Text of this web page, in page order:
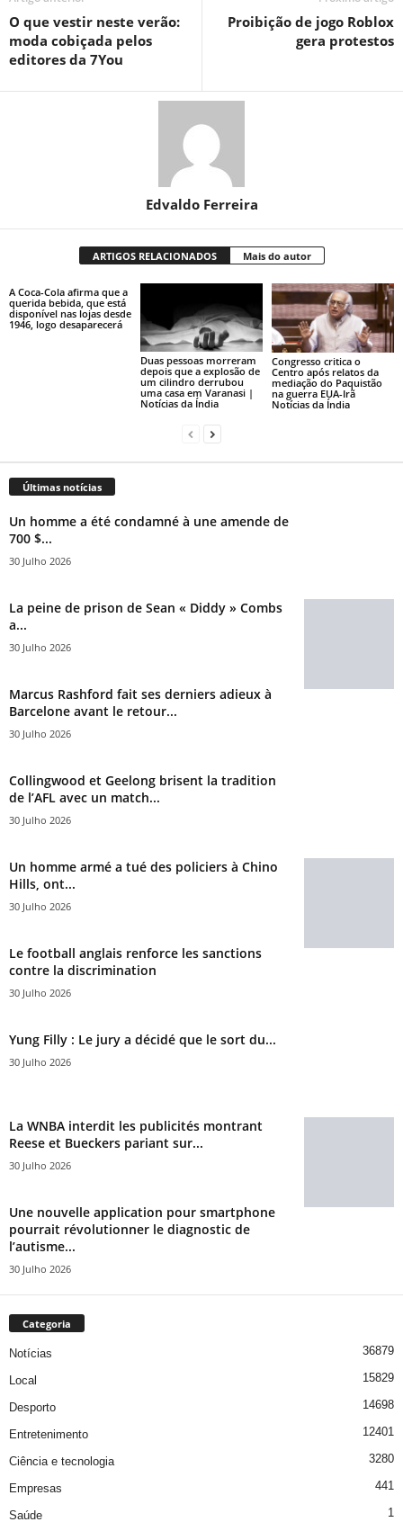
O que vestir neste verão:
moda cobiçada pelos
editores da 7You
Proibição de jogo Roblox
gera protestos
Edvaldo Ferreira
ARTIGOS RELACIONADOS Mais do autor
A Coca-Cola afirma que a
querida bebida, que está
disponível nas lojas desde
1946, logo desaparecerá
Duas pessoas morreram
depois que a explosão de
um cilindro derrubou
uma casa em Varanasi |
Notícias da Índia
Congresso critica o
Centro após relatos da
mediação do Paquistão
na guerra EUA-Irã
Notícias da Índia
Últimas notícias
Un homme a été condamné à une amende de
700 $...
30 Julho 2026
La peine de prison de Sean « Diddy » Combs
a...
30 Julho 2026
Marcus Rashford fait ses derniers adieux à
Barcelone avant le retour...
30 Julho 2026
Collingwood et Geelong brisent la tradition
de l’AFL avec un match...
30 Julho 2026
Un homme armé a tué des policiers à Chino
Hills, ont...
30 Julho 2026
Le football anglais renforce les sanctions
contre la discrimination
30 Julho 2026
Yung Filly : Le jury a décidé que le sort du...
30 Julho 2026
La WNBA interdit les publicités montrant
Reese et Bueckers pariant sur...
30 Julho 2026
Une nouvelle application pour smartphone
pourrait révolutionner le diagnostic de
l’autisme...
30 Julho 2026
Categoria
Notícias 36879
Local 15829
Desporto 14698
Entretenimento 12401
Ciência e tecnologia 3280
Empresas 441
Saúde 1